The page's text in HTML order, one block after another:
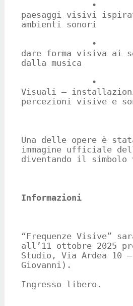
• Spazi
paesaggi visivi
ambienti sonori
•
dare forma visiva ai
dalla musica
•
Visuali – installazioni
percezioni visive e
Una delle opere è
immagine ufficiale
diventando il
Informazioni
“Frequenze Visive”
all’11 ottobre 2025
Studio, Via Ardea 10
Giovanni).
Ingresso libero.